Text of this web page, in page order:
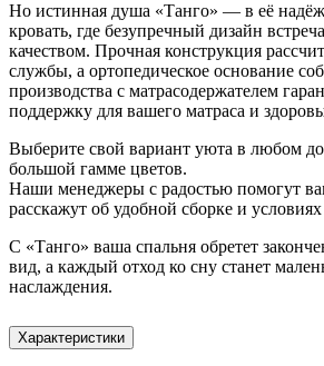
Но истинная душа «Танго» — в её
кровать, где безупречный дизайн
качеством. Прочная конструкция
службы, а ортопедическое основание
производства с матрасодержателем
поддержку для вашего матраса и
Выберите свой вариант уюта в любом
большой гамме цветов.
Наши менеджеры с радостью помогут
расскажут об удобной сборке и
С «Танго» ваша спальня обретет
вид, а каждый отход ко сну станет
наслаждения.
Характеристики